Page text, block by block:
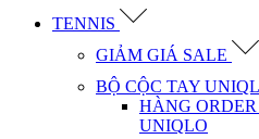
TENNIS
GIẢM GIÁ SALE
BỘ CỘC TAY
HÀNG
UNIQLO